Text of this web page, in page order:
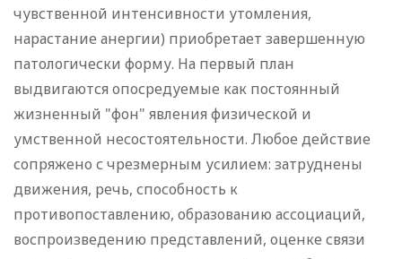
чувственной интенсивности утомления,
нарастание анергии) приобретает завершенную
патологически форму. На первый план
выдвигаются опосредуемые как постоянный
жизненный "фон" явления физической и
умственной несостоятельности. Любое действие
сопряжено с чрезмерным усилием: затруднены
движения, речь, способность к
противопоставлению, образованию ассоциаций,
воспроизведению представлений, оценке связи